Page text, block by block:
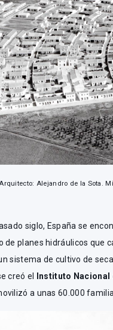
Alejandro de la Sota.
siglo, España se
de planes hidráulicos que
sistema de cultivo de
creó el
Instituto
a unas 60.000